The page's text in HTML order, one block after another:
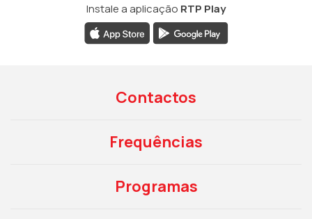
Instale a aplicação RTP Play
Contactos
Frequências
Programas